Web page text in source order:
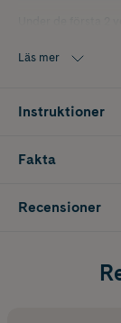
Efter de 2 första
månader om den
års ålder, vuxna
Läs mer
Instruktioner
Fakta
Recensioner